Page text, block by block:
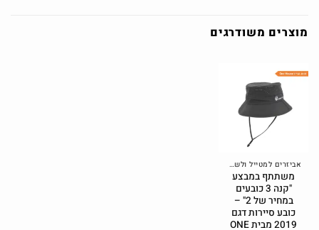
מוצרים משודרגים
אביזרים למטייל ולשטח
משתתף במבצע
"קנה 3 כובעים
במחיר של 2" –
כובע סיירות דגם
2019 מבית ONE